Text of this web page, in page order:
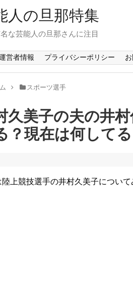
人の旦那特集
な芸能人の旦那さんに注目
営者情報 プライバシーポリシー
スポーツ選手
久美子の夫の井
？現在は何してる
上競技選手の井村久美子について